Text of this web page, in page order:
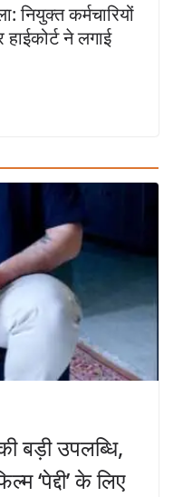
नियुक्त कर्मचारियों
ने लगाई
बड़ी उपलब्धि,
‘पेद्दी’ के लिए